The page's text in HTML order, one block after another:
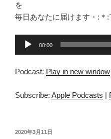
を
毎日あなたに届けます・:＊:`
レ
ヤ
00:00
Podcast: Play in new window
Subscribe: Apple Podcasts |
投
2020年3月11日